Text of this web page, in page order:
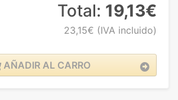
Total: 19,13€
23,15€ (IVA incluido)
AÑADIR AL CARRO